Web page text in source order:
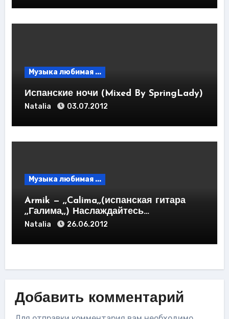
Музыка любимая ...
Испанские ночи (Mixed By SpringLady)
Natalia 03.07.2012
Музыка любимая ...
Armik — ,,Calima,,(испанская гитара
,,Галима,,) Наслаждайтесь…
Natalia 26.06.2012
Добавить комментарий